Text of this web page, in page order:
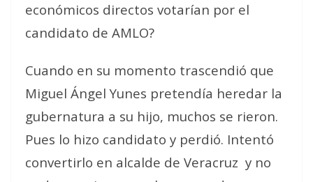
económicos directos votarían por el
candidato de AMLO?
Cuando en su momento trascendió que
Miguel Ángel Yunes pretendía heredar la
gubernatura a su hijo, muchos se rieron.
Pues lo hizo candidato y perdió. Intentó
convertirlo en alcalde de Veracruz y no